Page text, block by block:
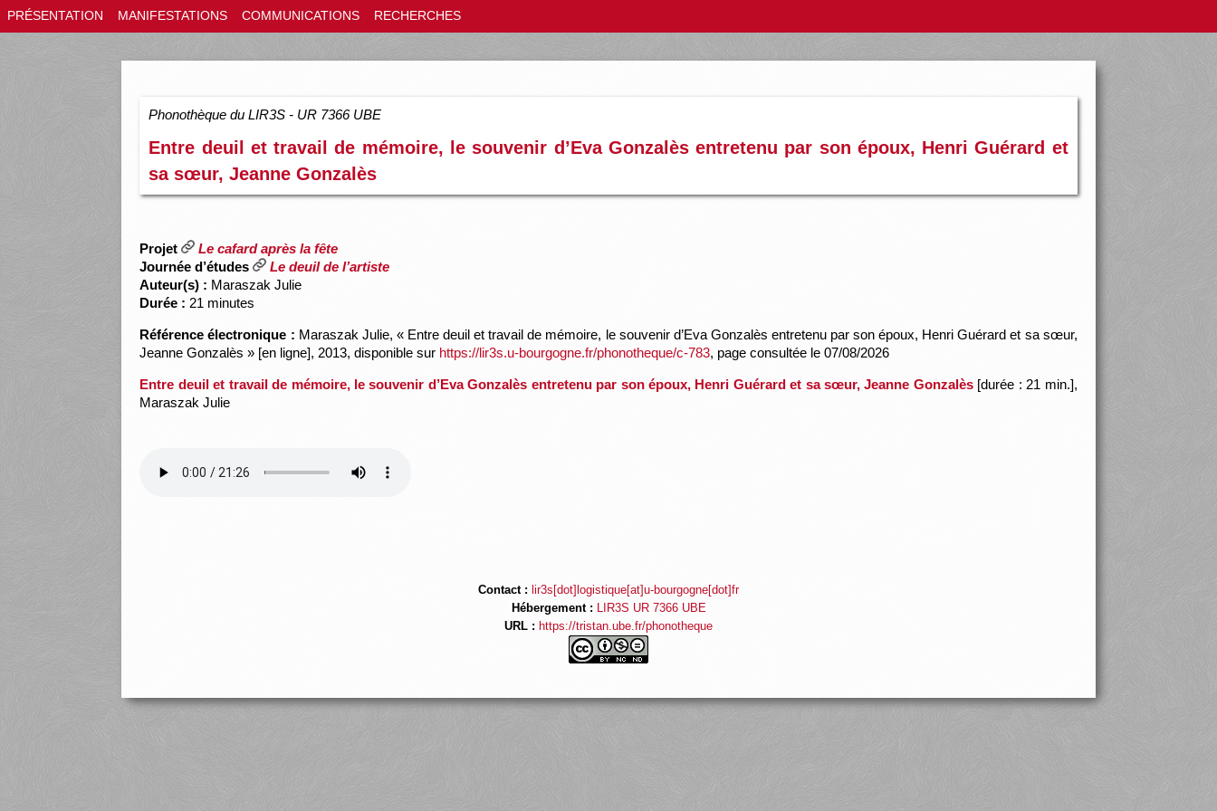
PRÉSENTATION MANIFESTATIONS COMMUNICATIONS RECHERCHES
Phonothèque du LIR3S - UR 7366 UBE
Entre deuil et travail de mémoire, le souvenir d’Eva Gonzalès entretenu par son époux, Henri Guérard et
sa sœur, Jeanne Gonzalès
Projet
Le cafard après la fête
Journée d’études
Le deuil de l’artiste
Auteur(s) : Maraszak Julie
Durée : 21 minutes
Référence électronique : Maraszak Julie, « Entre deuil et travail de mémoire, le souvenir d’Eva Gonzalès entretenu par son époux, Henri Guérard et sa sœur,
Jeanne Gonzalès » [en ligne], 2013, disponible sur https://lir3s.u-bourgogne.fr/phonotheque/c-783, page consultée le 07/08/2026
Entre deuil et travail de mémoire, le souvenir d’Eva Gonzalès entretenu par son époux, Henri Guérard et sa sœur, Jeanne Gonzalès[durée : 21 min.],
Maraszak Julie
Contact : lir3s[dot]logistique[at]u-bourgogne[dot]fr
Hébergement :
LIR3S UR 7366 UBE
URL : https://tristan.ube.fr/phonotheque